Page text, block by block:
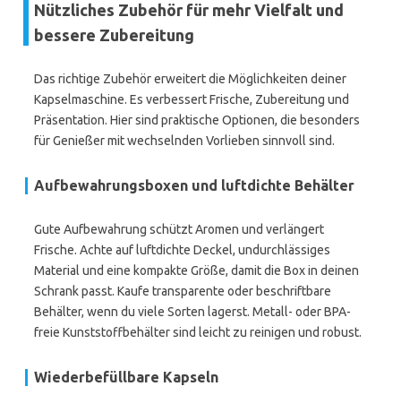
Nützliches Zubehör für mehr Vielfalt und
bessere Zubereitung
Das richtige Zubehör erweitert die Möglichkeiten deiner
Kapselmaschine. Es verbessert Frische, Zubereitung und
Präsentation. Hier sind praktische Optionen, die besonders
für Genießer mit wechselnden Vorlieben sinnvoll sind.
Aufbewahrungsboxen und luftdichte Behälter
Gute Aufbewahrung schützt Aromen und verlängert
Frische. Achte auf luftdichte Deckel, undurchlässiges
Material und eine kompakte Größe, damit die Box in deinen
Schrank passt. Kaufe transparente oder beschriftbare
Behälter, wenn du viele Sorten lagerst. Metall- oder BPA-
freie Kunststoffbehälter sind leicht zu reinigen und robust.
Wiederbefüllbare Kapseln